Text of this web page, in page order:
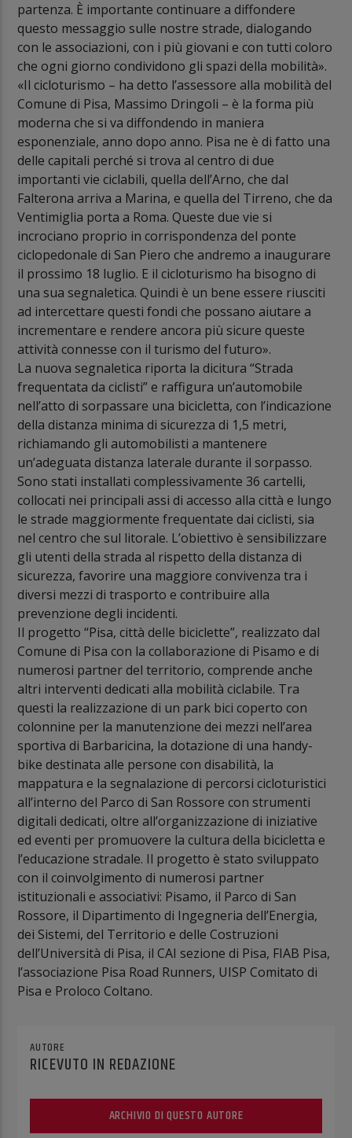
partenza. È importante continuare a diffondere
questo messaggio sulle nostre strade, dialogando
con le associazioni, con i più giovani e con tutti coloro
che ogni giorno condividono gli spazi della mobilità».
«Il cicloturismo – ha detto l’assessore alla mobilità del
Comune di Pisa, Massimo Dringoli – è la forma più
moderna che si va diffondendo in maniera
esponenziale, anno dopo anno. Pisa ne è di fatto una
delle capitali perché si trova al centro di due
importanti vie ciclabili, quella dell’Arno, che dal
Falterona arriva a Marina, e quella del Tirreno, che da
Ventimiglia porta a Roma. Queste due vie si
incrociano proprio in corrispondenza del ponte
ciclopedonale di San Piero che andremo a inaugurare
il prossimo 18 luglio. E il cicloturismo ha bisogno di
una sua segnaletica. Quindi è un bene essere riusciti
ad intercettare questi fondi che possano aiutare a
incrementare e rendere ancora più sicure queste
attività connesse con il turismo del futuro».
La nuova segnaletica riporta la dicitura “Strada
frequentata da ciclisti” e raffigura un’automobile
nell’atto di sorpassare una bicicletta, con l’indicazione
della distanza minima di sicurezza di 1,5 metri,
richiamando gli automobilisti a mantenere
un’adeguata distanza laterale durante il sorpasso.
Sono stati installati complessivamente 36 cartelli,
collocati nei principali assi di accesso alla città e lungo
le strade maggiormente frequentate dai ciclisti, sia
nel centro che sul litorale. L’obiettivo è sensibilizzare
gli utenti della strada al rispetto della distanza di
sicurezza, favorire una maggiore convivenza tra i
diversi mezzi di trasporto e contribuire alla
prevenzione degli incidenti.
Il progetto “Pisa, città delle biciclette”, realizzato dal
Comune di Pisa con la collaborazione di Pisamo e di
numerosi partner del territorio, comprende anche
altri interventi dedicati alla mobilità ciclabile. Tra
questi la realizzazione di un park bici coperto con
colonnine per la manutenzione dei mezzi nell’area
sportiva di Barbaricina, la dotazione di una handy-
bike destinata alle persone con disabilità, la
mappatura e la segnalazione di percorsi cicloturistici
all’interno del Parco di San Rossore con strumenti
digitali dedicati, oltre all’organizzazione di iniziative
ed eventi per promuovere la cultura della bicicletta e
l’educazione stradale. Il progetto è stato sviluppato
con il coinvolgimento di numerosi partner
istituzionali e associativi: Pisamo, il Parco di San
Rossore, il Dipartimento di Ingegneria dell’Energia,
dei Sistemi, del Territorio e delle Costruzioni
dell’Università di Pisa, il CAI sezione di Pisa, FIAB Pisa,
l’associazione Pisa Road Runners, UISP Comitato di
Pisa e Proloco Coltano.
AUTORE
RICEVUTO IN REDAZIONE
ARCHIVIO DI QUESTO AUTORE